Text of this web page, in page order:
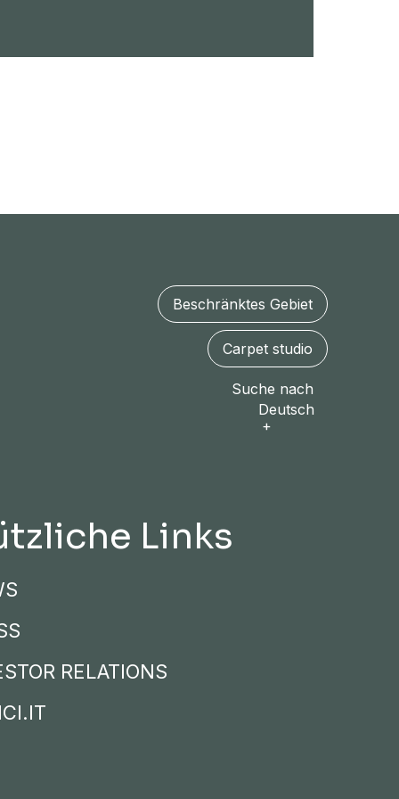
Beschränktes Gebiet
Carpet studio
Suche nach
Deutsch
Links
RELATIONS